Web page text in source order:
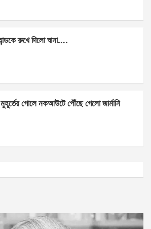
রুখে দিলো ঘানা….
গোলে নকআউটে পৌঁছে গেলো জার্মানি